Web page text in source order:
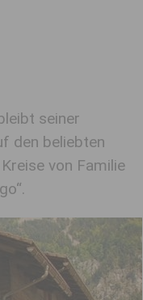
seiner
den beliebten
von Familie